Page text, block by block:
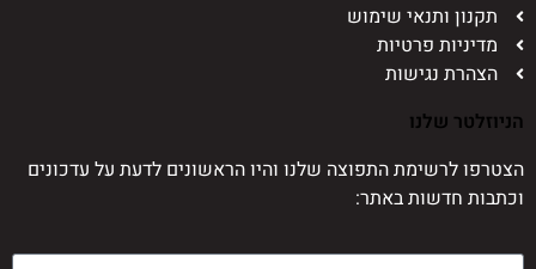
תקנון ותנאי שימוש
מדיניות פרטיות
הצהרת נגישות
הניוזלטר שלנו
הצטרפו לרשימת התפוצה שלנו והיו הראשונים לדעת על עדכונים
וכתבות חדשות באתר: